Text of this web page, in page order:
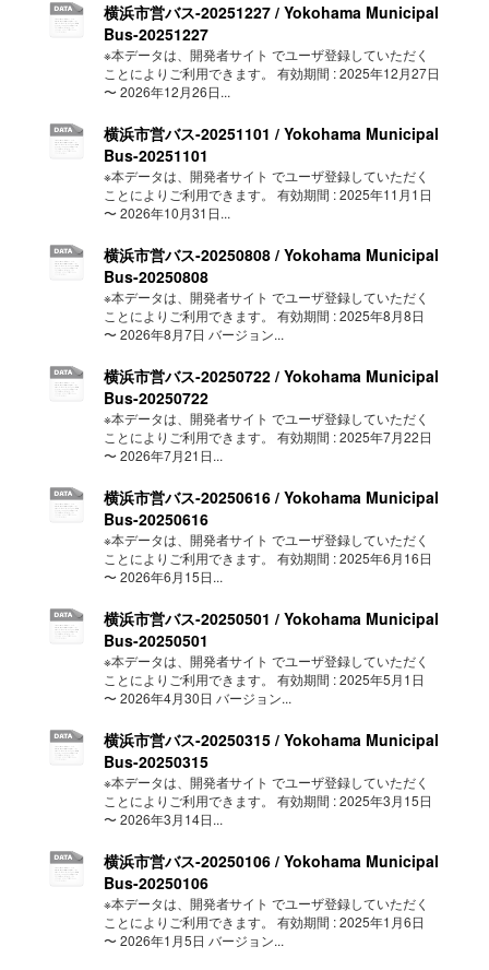
横浜市営バス-20251227 / Yokohama Municipal
Bus-20251227
※本データは、開発者サイト でユーザ登録していただく
ことによりご利用できます。 有効期間 : 2025年12月27日
〜 2026年12月26日...
横浜市営バス-20251101 / Yokohama Municipal
Bus-20251101
※本データは、開発者サイト でユーザ登録していただく
ことによりご利用できます。 有効期間 : 2025年11月1日
〜 2026年10月31日...
横浜市営バス-20250808 / Yokohama Municipal
Bus-20250808
※本データは、開発者サイト でユーザ登録していただく
ことによりご利用できます。 有効期間 : 2025年8月8日
〜 2026年8月7日 バージョン...
横浜市営バス-20250722 / Yokohama Municipal
Bus-20250722
※本データは、開発者サイト でユーザ登録していただく
ことによりご利用できます。 有効期間 : 2025年7月22日
〜 2026年7月21日...
横浜市営バス-20250616 / Yokohama Municipal
Bus-20250616
※本データは、開発者サイト でユーザ登録していただく
ことによりご利用できます。 有効期間 : 2025年6月16日
〜 2026年6月15日...
横浜市営バス-20250501 / Yokohama Municipal
Bus-20250501
※本データは、開発者サイト でユーザ登録していただく
ことによりご利用できます。 有効期間 : 2025年5月1日
〜 2026年4月30日 バージョン...
横浜市営バス-20250315 / Yokohama Municipal
Bus-20250315
※本データは、開発者サイト でユーザ登録していただく
ことによりご利用できます。 有効期間 : 2025年3月15日
〜 2026年3月14日...
横浜市営バス-20250106 / Yokohama Municipal
Bus-20250106
※本データは、開発者サイト でユーザ登録していただく
ことによりご利用できます。 有効期間 : 2025年1月6日
〜 2026年1月5日 バージョン...